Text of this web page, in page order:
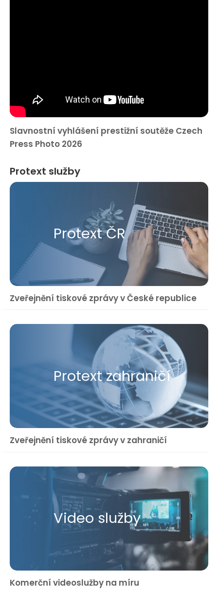
Slavnostní vyhlášení prestižní soutěže Czech
Press Photo 2026
Protext služby
Protext ČR
Zveřejnění tiskové zprávy v České republice
Protext zahraničí
Zveřejnění tiskové zprávy v zahraničí
Video služby
Komerční videoslužby na míru